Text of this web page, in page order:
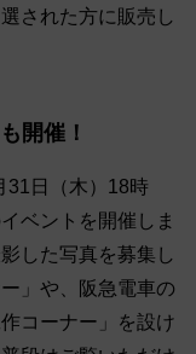
された方に販売し
開催！
31日（木）18時
ベントを開催しま
した写真を募集し
」や、阪急電車の
コーナー」を設け